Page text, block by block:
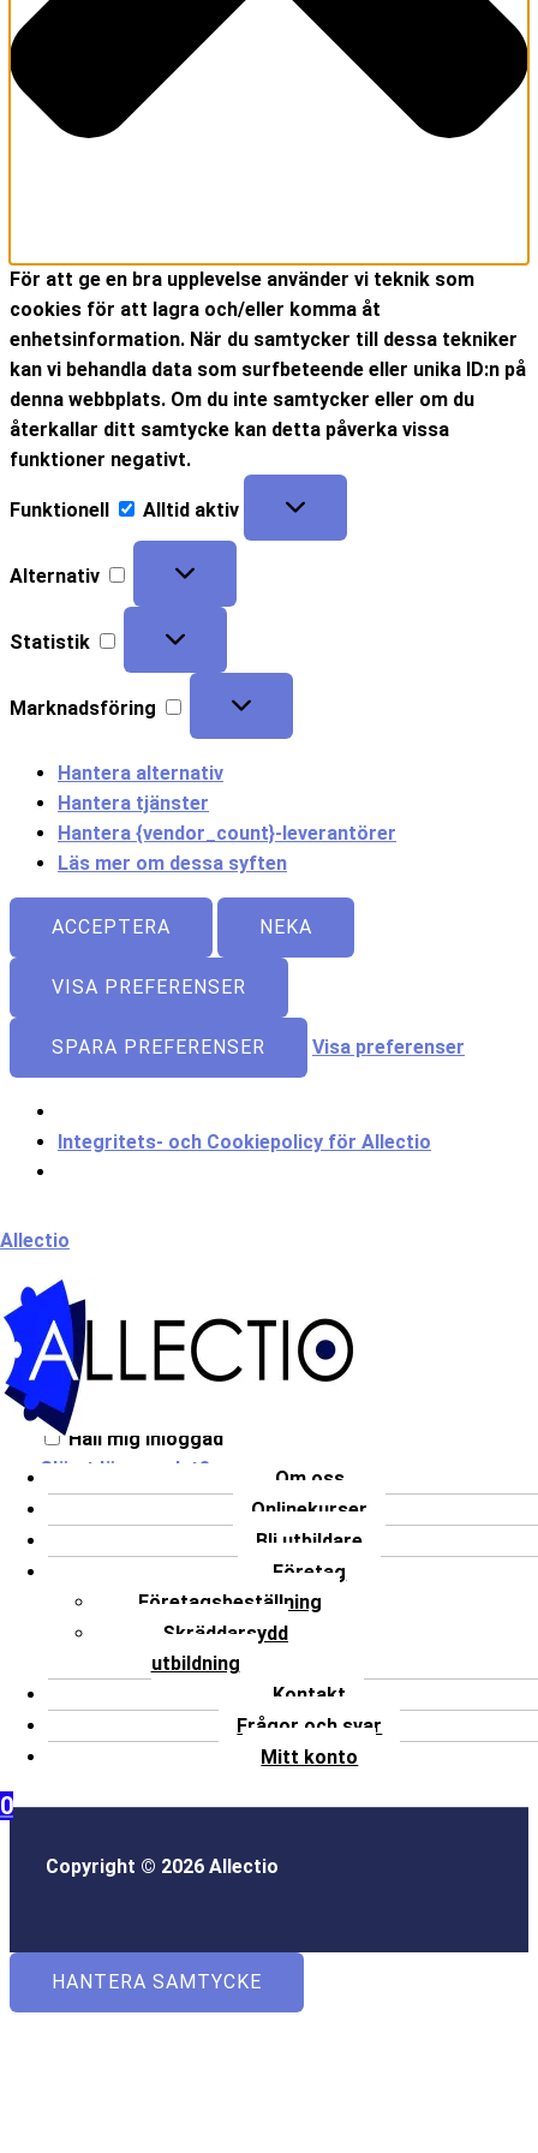
För att ge en bra upplevelse använder vi teknik som
cookies för att lagra och/eller komma åt
enhetsinformation. När du samtycker till dessa tekniker
kan vi behandla data som surfbeteende eller unika ID:n på
denna webbplats. Om du inte samtycker eller om du
återkallar ditt samtycke kan detta påverka vissa
funktioner negativt.
Funktionell Alltid aktiv
Alternativ
Statistik
Marknadsföring
Hantera alternativ
Hantera tjänster
Hantera {vendor_count}-leverantörer
Läs mer om dessa syften
ACCEPTERA NEKA
VISA PREFERENSER
SPARA PREFERENSER Visa preferenser
Integritets- och Cookiepolicy för Allectio
Allectio
Om oss
Onlinekurser
Bli utbildare
Företag
Företagsbeställning
Skräddarsydd
utbildning
Kontakt
Frågor och svar
Mitt konto
0
Välkommen till Allectio!
Håll mig inloggad
Glömt lösenordet?
Har du inget konto?Registrera dig
Copyright © 2026 Allectio
HANTERA SAMTYCKE